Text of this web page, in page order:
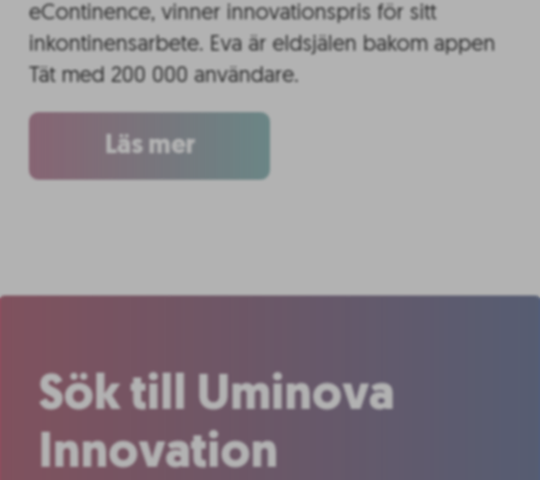
eContinence, vinner innovationspris för sitt
inkontinensarbete. Eva är eldsjälen bakom appen
Tät med 200 000 användare.
Läs mer
Sök till Uminova
Innovation